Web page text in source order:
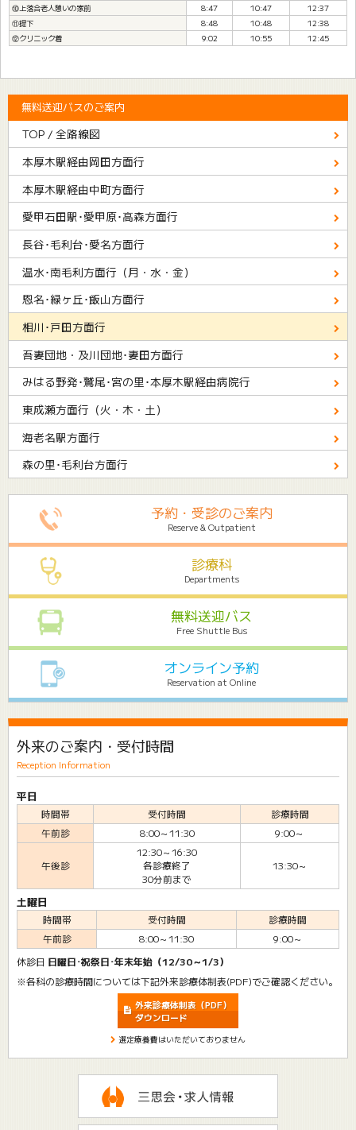
⑩上落合老人憩いの家前
8:47 10:47
12:37
⑪提下
8:48 10:48
12:38
⑫クリニック着
9:02 10:55 12:45
無料送迎バスのご案内
TOP /全路線図
本厚木駅経由岡田方面行
本厚木駅経由中町方面行
愛甲石田駅･愛甲原･高森方面行
長谷･毛利台･愛名方面行
温水･南毛利方面行 （月・水・金）
恩名･緑ヶ丘･飯山方面行
相川･戸田方面行
吾妻団地・ 及川団地･妻田方面行
みはる野発･鷲尾･宮の里･本厚木駅経由病院行
東成瀬方面行 （火・木・土）
海老名駅方面行
森の里･毛利台方面行
予約・受診のご案内
Reserve & Outpatient
診療科
Departments
無料送迎バス
Free Shuttle Bus
オンライン予約
Reservation at Online
外来のご案内・受付時間
Reception Information
平日
時間帯 受付時間
診療時間
午前診
8:00～11:30 9:00～
午後診
12:30～16:30
各診療終了
30分前まで
13:30～
土曜日
時間帯 受付時間
診療時間
午前診
8:00～11:30 9:00～
休診日 日曜日･祝祭日･年末年始（12/30～1/3）
※各科の診療時間については下記外来診療体制表(PDF)でご確認ください。
外来診療体制表（PDF）
ダウンロード
選定療養費はいただいておりません